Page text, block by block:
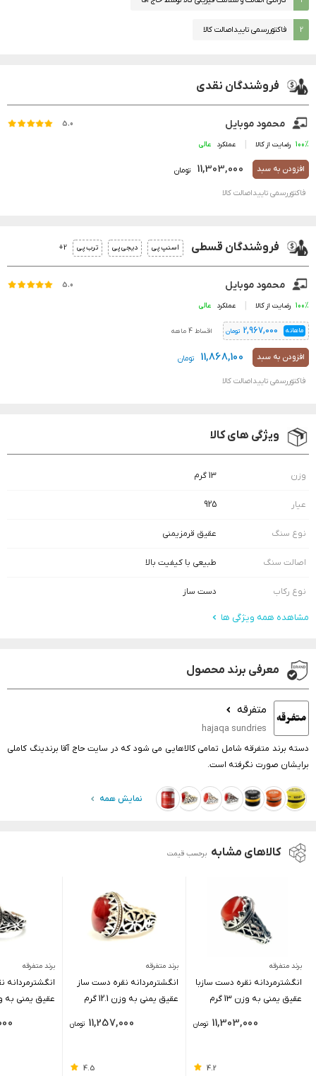
2 فاکتوررسمی تاییداصالت کالا
فروشندگان نقدی
محمود موبایل 5.0
100% رضایت از کالا عملکرد
افزودن به سبد تومان 11,303,000
فاکتوررسمی تاییداصالت کالا
فروشندگان قسطی اسنپ پی دیجی پی ترب پی 2+
محمود موبایل 5.0
100% رضایت از کالا عملکرد
افزودن به سبد تومان 11,868,100
ماهانه 2,967,000 تومان اقساط 4 ماهه
فاکتوررسمی تاییداصالت کالا
ویژگی های کالا
وزن 13 گرم
عیار 925
نوع سنگ عقیق قرمزیمنی
اصالت سنگ طبیعی با کیفیت بالا
نوع رکاب دست ساز
مشاهده همه ویژگی ها
معرفی برند محصول
متفرقه
hajaqa sundries
دسته برند متفرقه شامل تمامی کالاهایی می شود که در سایت حاج آقا برندینگ کاملی
برایشان صورت نگرفته است.
نمایش همه
کالاهای مشابه برحسب قیمت
برند متفرقه
انگشترمردانه نقره دست سازبا
عقیق یمنی به وزن 13 گرم
تومان 11,303,000
4.2
برند متفرقه
انگشترمردانه نقره دست ساز
عقیق یمنی به وزن 12.1 گرم
تومان 11,257,000
4.5
برند متفرقه
انگشترمردانه
عقیق یمنی به وزن